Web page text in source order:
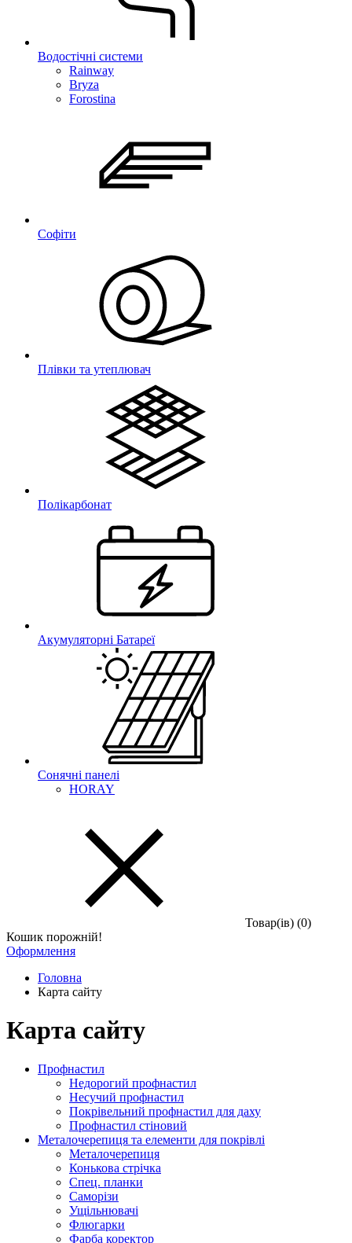
Водостічні системи
Rainway
Bryza
Forostina
Софіти
Плівки та утеплювач
Полікарбонат
Акумуляторні Батареї
Сонячні панелі
HORAY
Товар(iв) (0)
Кошик порожній!
Оформлення
Головна
Карта сайту
Карта сайту
Профнастил
Недорогий профнастил
Несучий профнастил
Покрівельний профнастил для даху
Профнастил стіновий
Металочерепиця та елементи для покрівлі
Металочерепиця
Конькова стрічка
Спец. планки
Саморізи
Ущільнювачі
Флюгарки
Фарба коректор